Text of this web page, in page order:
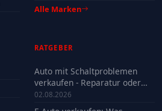
Alle Marken
RATGEBER
Auto mit Schaltproblemen
verkaufen - Reparatur oder
Verkauf?
02.08.2026